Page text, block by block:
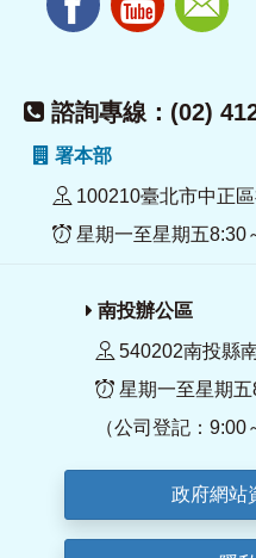
諮詢專線：(02)
署本部
100210臺北市中正
星期一至星期五8:30
南投辦公區
540202南投縣
星期一至星期
（公司登記：9:00
政府網站